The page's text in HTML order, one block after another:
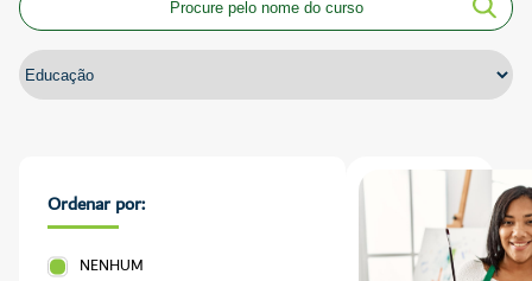
Ordenar por:
NENHUM